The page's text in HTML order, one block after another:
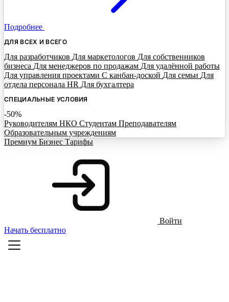
Подробнее
ДЛЯ ВСЕХ И ВСЕГО
Для разработчиков Для маркетологов Для собственников
бизнеса Для менеджеров по продажам Для удалённой работы
Для управления проектами С канбан-доской Для семьи Для
отдела персонала HR Для бухгалтера
СПЕЦИАЛЬНЫЕ УСЛОВИЯ
-50%
Руководителям НКО Студентам Преподавателям
Образовательным учреждениям
Премиум Бизнес Тарифы
Войти
Начать бесплатно